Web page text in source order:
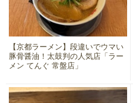
【京都ラーメン】段違いでウマい
豚骨醤油！太鼓判の人気店「ラー
メン てんぐ 常盤店」